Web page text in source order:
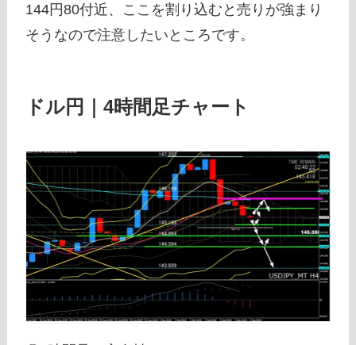
144円80付近、ここを割り込むと売りが強まり
そうなので注意したいところです。
ドル円｜4時間足チャート